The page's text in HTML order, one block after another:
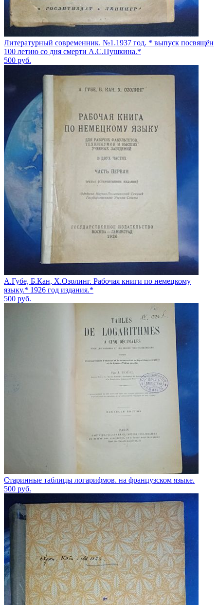
Литературный современник. №1.1937 год. * выпуск посвящён
100 летию со дня смерти А.С.Пушкина.*
500 руб.
А.Губе, Б.Кан, Х.Озолинг. Рабочая книги по немецкому
языку.* 1926 год издания.*
500 руб.
Старинные таблицы логарифмов. на французском языке.
500 руб.